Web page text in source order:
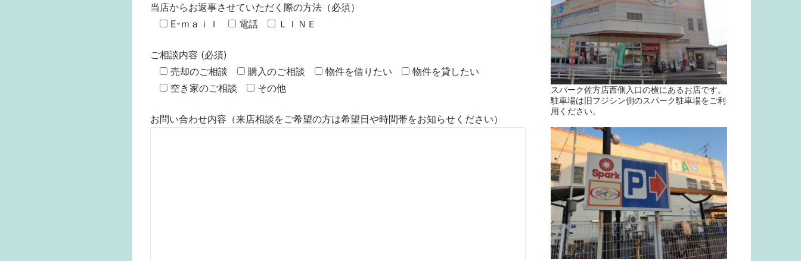
当店からお返事させていただく際の方法（必須）
E-ｍａｉｌ
電話 ＬＩＮＥ
ご相談内容 (必須)
売却のご相談
購入のご相談 物件を借りたい
物件を貸したい
空き家のご相談
その他
お問い合わせ内容（来店相談をご希望の方は希望日や時間帯をお知らせください）
スパーク佐方店西側入口の横にあるお店です。
駐車場は旧フジシン側のスパーク駐車場をご利
用ください。